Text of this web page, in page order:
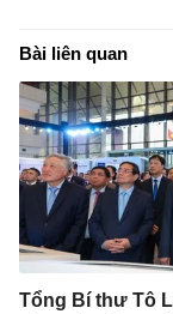
Bài liên quan
Tổng Bí thư Tô